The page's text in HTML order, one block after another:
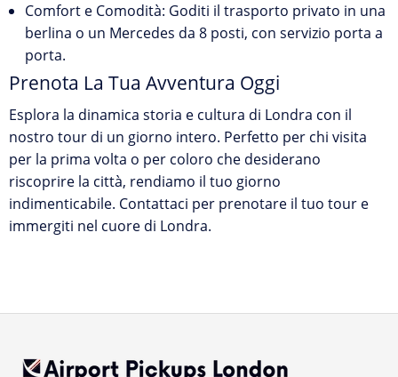
Comfort e Comodità: Goditi il trasporto privato in una
berlina o un Mercedes da 8 posti, con servizio porta a
porta.
Prenota La Tua Avventura Oggi
Esplora la dinamica storia e cultura di Londra con il
nostro tour di un giorno intero. Perfetto per chi visita
per la prima volta o per coloro che desiderano
riscoprire la città, rendiamo il tuo giorno
indimenticabile. Contattaci per prenotare il tuo tour e
immergiti nel cuore di Londra.